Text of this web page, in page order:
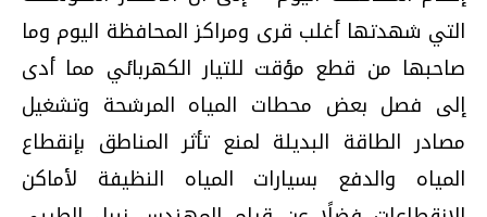
التي شهدتها أغلب قرى ومراكز المحافظة اليوم وما
صاحبها من قطع مؤقت للتيار الكهربائي مما أدى
إلى فصل بعض محطات المياه المرشحة وتشغيل
مصادر الطاقة البديلة لمنع تأثر المناطق بإنقطاع
المياه والدفع بسيارات المياه النظيفة لأماكن